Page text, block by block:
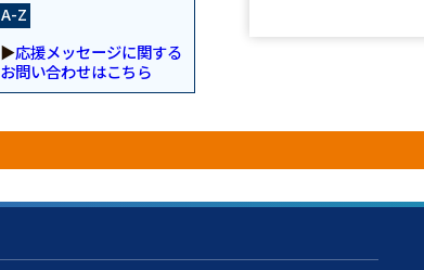
A-Z
▶応援メッセージに関する
お問い合わせはこちら